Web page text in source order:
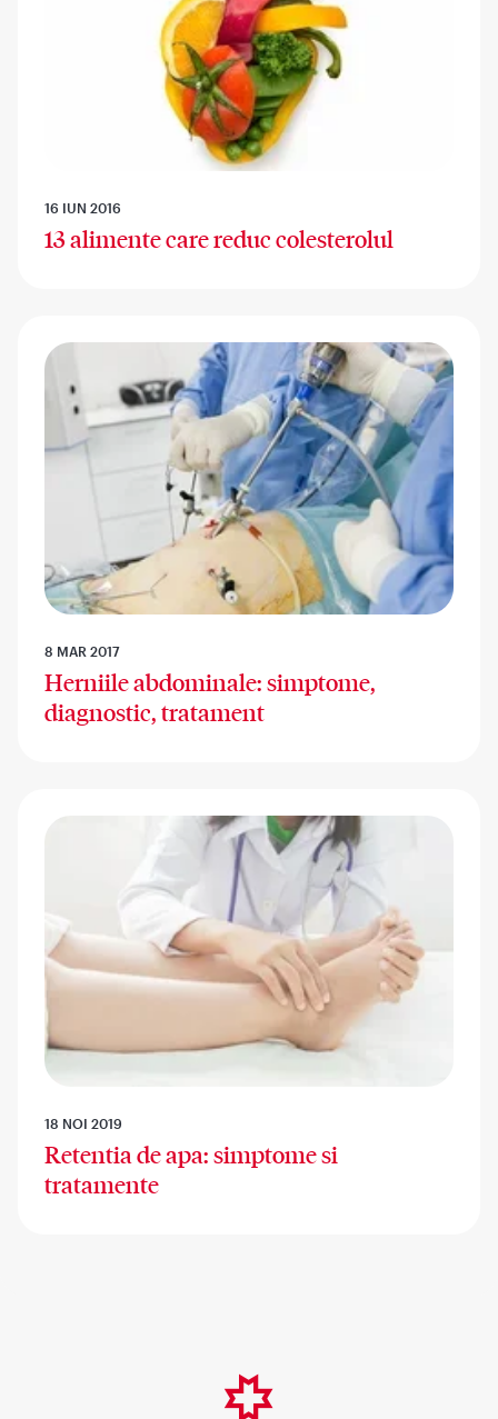
16 IUN 2016
13 alimente care reduc colesterolul
8 MAR 2017
Herniile abdominale: simptome,
diagnostic, tratament
18 NOI 2019
Retentia de apa: simptome si
tratamente